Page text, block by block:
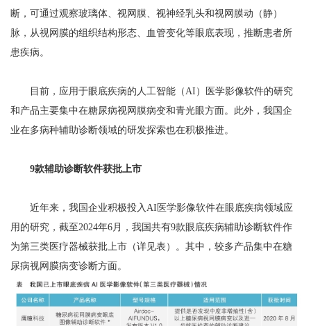
断，可通过观察玻璃体、视网膜、视神经乳头和视网膜动（静）
脉，从视网膜的组织结构形态、血管变化等眼底表现，推断患者所
患疾病。
目前，应用于眼底疾病的人工智能（AI）医学影像软件的研究
和产品主要集中在糖尿病视网膜病变和青光眼方面。此外，我国企
业在多病种辅助诊断领域的研发探索也在积极推进。
9款辅助诊断软件获批上市
近年来，我国企业积极投入AI医学影像软件在眼底疾病领域应
用的研究，截至2024年6月，我国共有9款眼底疾病辅助诊断软件作
为第三类医疗器械获批上市（详见表）。其中，较多产品集中在糖
尿病视网膜病变诊断方面。